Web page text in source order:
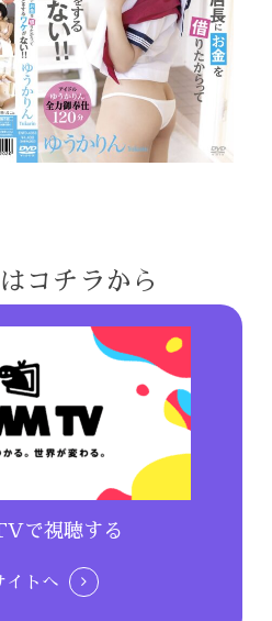
コチラから
で視聴する
イトへ